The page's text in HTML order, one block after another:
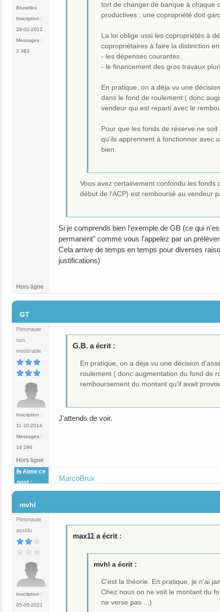
Bruxelles
Inscription :
28-02-2012
Messages :
2 383
tort de changer de banque à chaque
productives : une copropriété doit
La loi oblige ussi les copropriétés à
copropriétaires à faire la distinction
- les dépenses courantes
- le financement des gros travaux
En pratique, on a déja vu une
dans le fond de roulement ( donc
vendeur qui est reparti avec le
Pour que les fonds de réserve ne
qu'ils apprennent à fonctionner avec
bien.
Vous avez certainement confondu les
début de l'ACP) est remboursé au vendeur
Si je comprends bien l'exemple de GB (ce qui
permanent" comme vous l'appelez par un
Cela arrive de temps en temps pour diverses
justifications)
Hors ligne
GT
Pimonaute
non
modérable
Inscription :
11-10-2014
Messages :
14 290
G.B. a écrit :
En pratique, on a déja vu une décision
roulement ( donc augmentation du fond de
remboursement du montant qu'il avait
J'attends de voir.
Hors ligne
Aime ce
post :
MarcoBrux
mvhl
Pimonaute
assidu
Inscription :
05-05-2021
max11 a écrit :
mvhl a écrit :
C'est la théorie. En pratique, je n'ai
Chez nous on ne voit le montant du
ne verse pas ...)